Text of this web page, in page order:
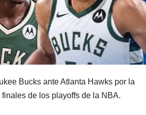
Bucks ante Atlanta Hawks por la
de los playoffs de la NBA.